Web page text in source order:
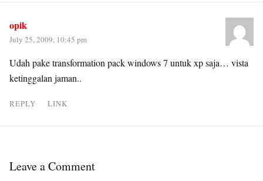
opik
July 25, 2009, 10:45 pm
Udah pake transformation pack windows 7 untuk xp saja… vista
ketinggalan jaman..
REPLY LINK
Leave a Comment